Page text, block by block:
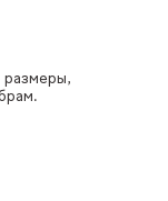
размеры,